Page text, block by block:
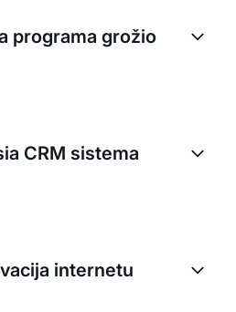
programa grožio
apima pagrindines funkcijas:
salonams, kalendorių,
CRM sistema
salonui sujungia
mobiliąsias
internetu